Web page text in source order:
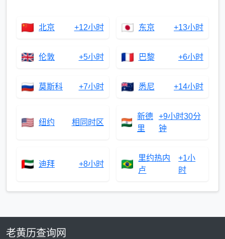
北京 +12小时 东京 +13小时
伦敦 +5小时 巴黎 +6小时
莫斯科 +7小时 悉尼 +14小时
纽约 相同时区
新德
里
+9小时30分
钟
迪拜 +8小时
里约热内
卢
+1小
时
老黄历查询网